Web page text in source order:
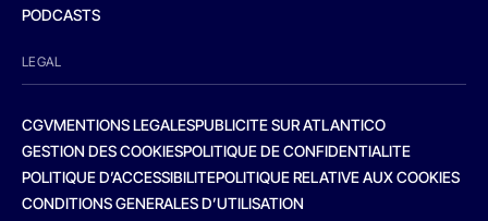
PODCASTS
LEGAL
CGVMENTIONS LEGALESPUBLICITE SUR ATLANTICO
GESTION DES COOKIESPOLITIQUE DE CONFIDENTIALITE
POLITIQUE D’ACCESSIBILITEPOLITIQUE RELATIVE AUX COOKIES
CONDITIONS GENERALES D’UTILISATION